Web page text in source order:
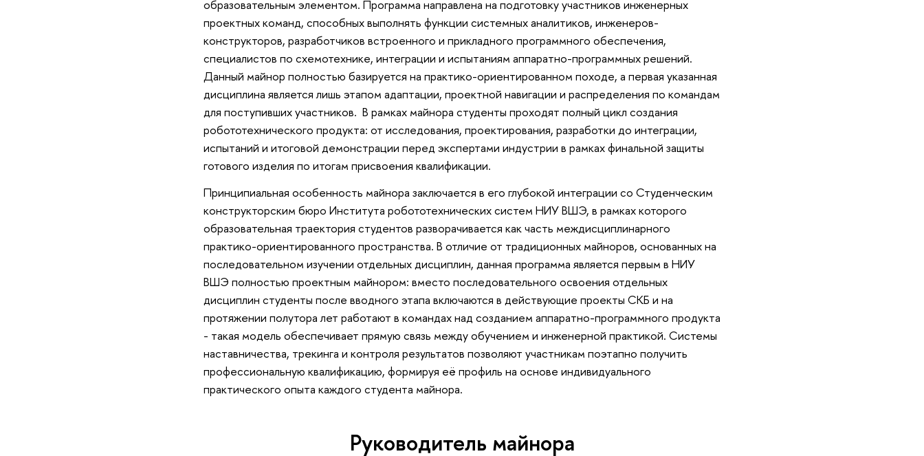
образовательным элементом. Программа направлена на подготовку участников инженерных
проектных команд, способных выполнять функции системных аналитиков, инженеров-
конструкторов, разработчиков встроенного и прикладного программного обеспечения,
специалистов по схемотехнике, интеграции и испытаниям аппаратно-программных решений.
Данный майнор полностью базируется на практико-ориентированном походе, а первая указанная
дисциплина является лишь этапом адаптации, проектной навигации и распределения по командам
для поступивших участников. В рамках майнора студенты проходят полный цикл создания
робототехнического продукта: от исследования, проектирования, разработки до интеграции,
испытаний и итоговой демонстрации перед экспертами индустрии в рамках финальной защиты
готового изделия по итогам присвоения квалификации.
Принципиальная особенность майнора заключается в его глубокой интеграции со Студенческим
конструкторским бюро Института робототехнических систем НИУ ВШЭ, в рамках которого
образовательная траектория студентов разворачивается как часть междисциплинарного
практико-ориентированного пространства. В отличие от традиционных майноров, основанных на
последовательном изучении отдельных дисциплин, данная программа является первым в НИУ
ВШЭ полностью проектным майнором: вместо последовательного освоения отдельных
дисциплин студенты после вводного этапа включаются в действующие проекты СКБ и на
протяжении полутора лет работают в командах над созданием аппаратно-программного продукта
- такая модель обеспечивает прямую связь между обучением и инженерной практикой. Системы
наставничества, трекинга и контроля результатов позволяют участникам поэтапно получить
профессиональную квалификацию, формируя её профиль на основе индивидуального
практического опыта каждого студента майнора.
Руководитель майнора